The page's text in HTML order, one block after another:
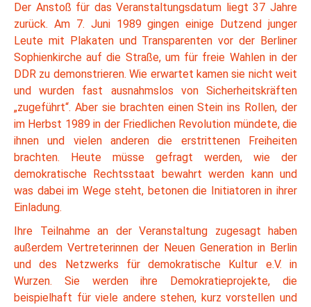
Der Anstoß für das Veranstaltungsdatum liegt 37 Jahre
zurück. Am 7. Juni 1989 gingen einige Dutzend junger
Leute mit Plakaten und Transparenten vor der Berliner
Sophienkirche auf die Straße, um für freie Wahlen in der
DDR zu demonstrieren. Wie erwartet kamen sie nicht weit
und wurden fast ausnahmslos von Sicherheitskräften
„zugeführt“. Aber sie brachten einen Stein ins Rollen, der
im Herbst 1989 in der Friedlichen Revolution mündete, die
ihnen und vielen anderen die erstrittenen Freiheiten
brachten. Heute müsse gefragt werden, wie der
demokratische Rechtsstaat bewahrt werden kann und
was dabei im Wege steht, betonen die Initiatoren in ihrer
Einladung.
Ihre Teilnahme an der Veranstaltung zugesagt haben
außerdem Vertreterinnen der Neuen Generation in Berlin
und des Netzwerks für demokratische Kultur e.V. in
Wurzen. Sie werden ihre Demokratieprojekte, die
beispielhaft für viele andere stehen, kurz vorstellen und